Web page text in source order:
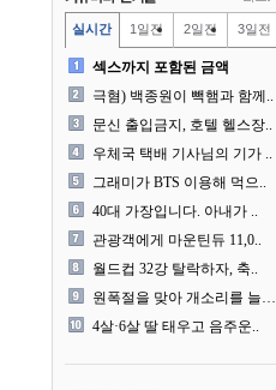
실시간 1일전 2일전 3일전
섹스까지 포함된 금액
극혐) 백종원이 빽햄과 함께..
문신 출입금지, 호텔 헬스장..
우체국 택배 기사님의 기가 ..
그래미가 BTS 이용해 먹으..
40대 가장입니다. 아내가 ..
관광객에게 마운틴듀 11,0..
월드컵 32강 탈락하자, 축..
원폭절을 맞아 개소리를 늘어..
4살·6살 딸 태우고 음주운..